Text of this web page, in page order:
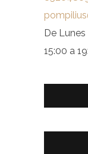
De
15:00 a
Ver
Ver